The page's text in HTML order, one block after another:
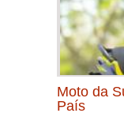
Moto da
País